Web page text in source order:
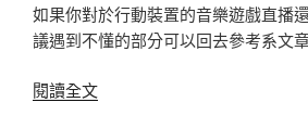
如果你對於行動裝置的音樂遊戲直播
議遇到不懂的部分可以回去參考系文
閱讀全文〈行